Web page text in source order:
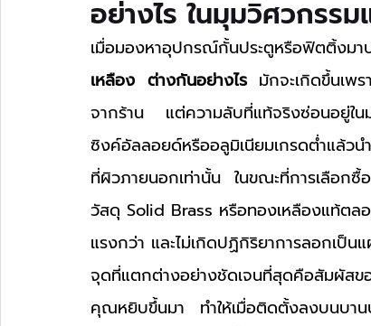
อย่างไร ในมุมวิศวกรรม
เมื่อมองหาอุปกรณ์กั้นประตูหรือฟิตติ้งมา
เหลือง ต่างกันอย่างไร มักจะเกิดขึ้นเพร
จากร้าน แต่ความลับที่แท้จริงซ่อนอยู่ใน
ซิงค์อัลลอยด์หรืออลูมิเนียมเกรดต่ำแล้วน
ที่ผิวภายนอกเท่านั้น ในขณะที่การเลือกซื้อ
วัสดุ Solid Brass หรือทองเหลืองแท้ตล
แรงกว่า และไม่เกิดปฏิกิริยาการลอกเป็นแ
จุดที่แตกต่างอย่างชัดเจนที่สุดคือสัมผัส
คุณหยิบขึ้นมา ทำให้เมื่อติดตั้งลงบนบาน